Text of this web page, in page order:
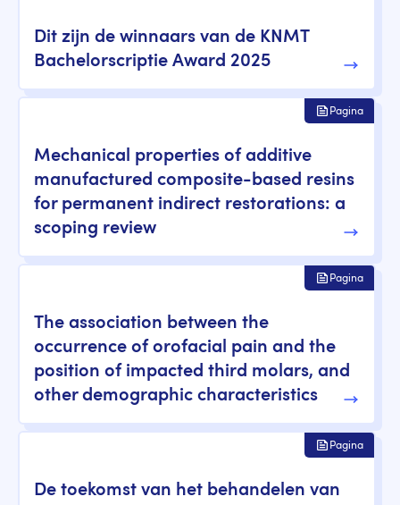
Dit zijn de winnaars van de KNMT
Bachelorscriptie Award 2025
Mechanical properties of additive
manufactured composite-based resins
for permanent indirect restorations: a
scoping review
Pagina
The association between the
occurrence of orofacial pain and the
position of impacted third molars, and
other demographic characteristics
Pagina
De toekomst van het behandelen van
Pagina